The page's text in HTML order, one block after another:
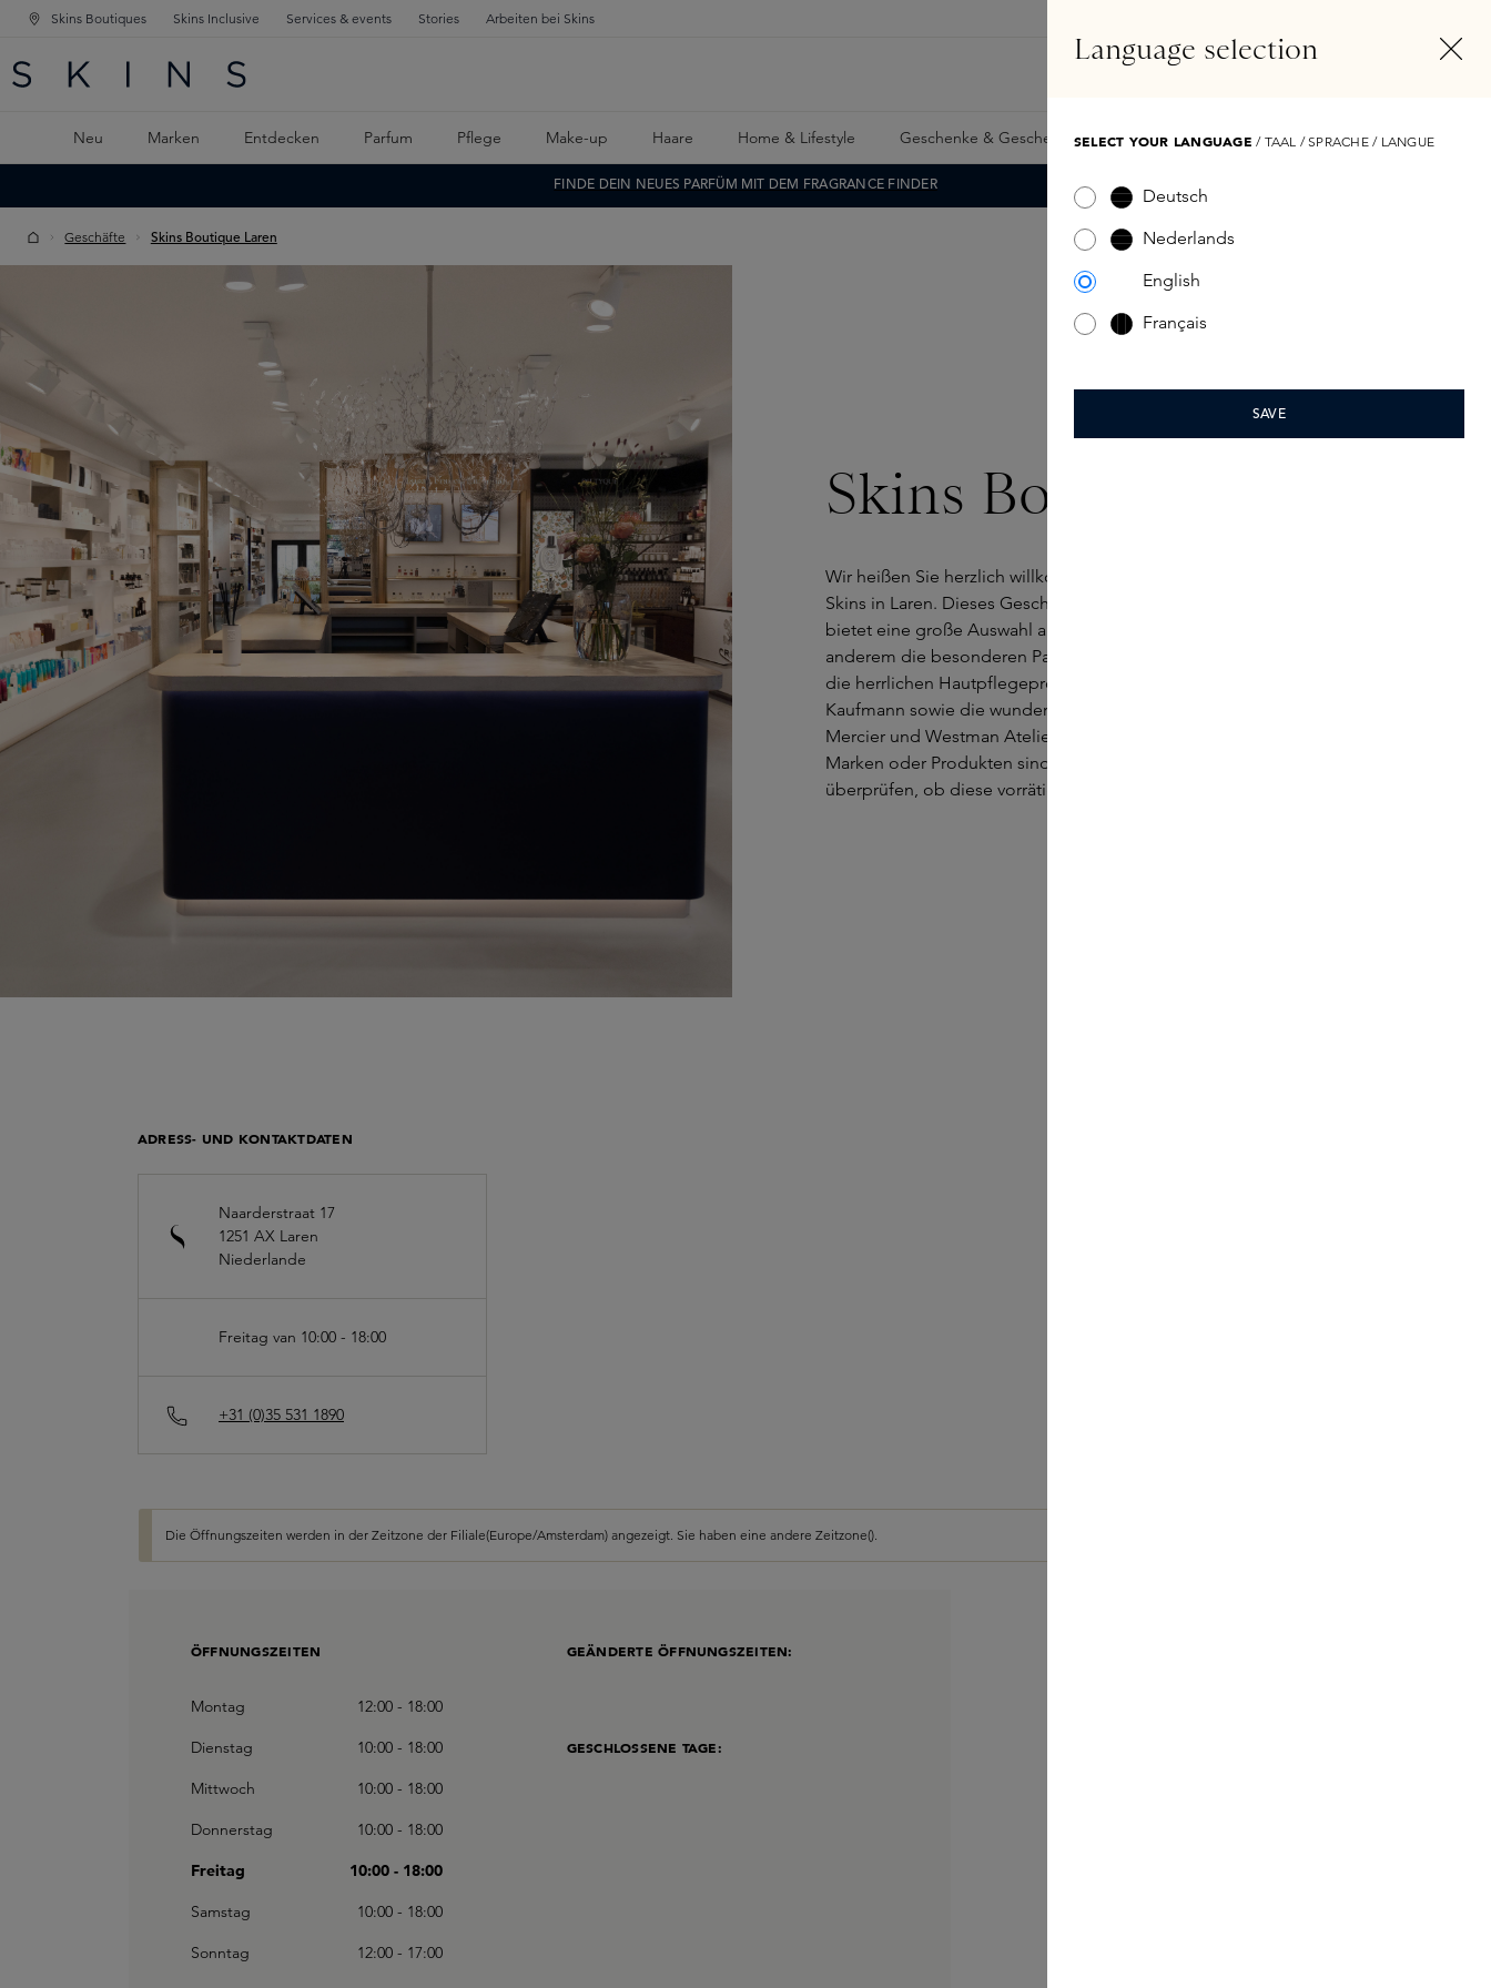
SPRINGEN
SPRINGEN
Skins Boutiques Skins Inclusive Services & events Stories Arbeiten bei Skins
Neu Marken Entdecken Parfum Pflege Make-up Haare Home & Lifestyle Geschenke & Geschenkkarte Samples Skins Exclusives Skins Boxen
FINDE DEIN NEUES PARFÜM MIT DEM FRAGRANCE FINDER
Geschäfte Skins Boutique Laren
Skins Boutique Laren
Wir heißen Sie herzlich willkommen in der wunderschönen Boutique von
Skins in Laren. Dieses Geschäft liegt an einem wunderschönen Platz und
bietet eine große Auswahl an Produkten und Marken. Entdecken Sie unter
anderem die besonderen Parfums von DIPTYQUE, BYREDO und Kilian,
die herrlichen Hautpflegeprodukte von Aesop, Sunday Riley und Susanne
Kaufmann sowie die wunderschönen Make-up-Produkte von Laura
Mercier und Westman Atelier. Wenn Sie auf der Suche nach bestimmten
Marken oder Produkten sind, rufen Sie bitte in dieser Boutique an, um zu
überprüfen, ob diese vorrätig sind.
ADRESS- UND KONTAKTDATEN
Naarderstraat 17
1251 AX Laren
Niederlande
Freitag van 10:00 - 18:00
+31 (0)35 531 1890
Die Öffnungszeiten werden in der Zeitzone der Filiale(Europe/Amsterdam) angezeigt. Sie haben eine andere Zeitzone().
ÖFFNUNGSZEITEN
Montag 12:00 - 18:00
Dienstag 10:00 - 18:00
Mittwoch 10:00 - 18:00
Donnerstag 10:00 - 18:00
Freitag 10:00 - 18:00
Samstag 10:00 - 18:00
Sonntag 12:00 - 17:00
GEÄNDERTE ÖFFNUNGSZEITEN:
GESCHLOSSENE TAGE:
Language selection
SELECT YOUR LANGUAGE / TAAL / SPRACHE / LANGUE
Deutsch
Nederlands
English
Français
SAVE